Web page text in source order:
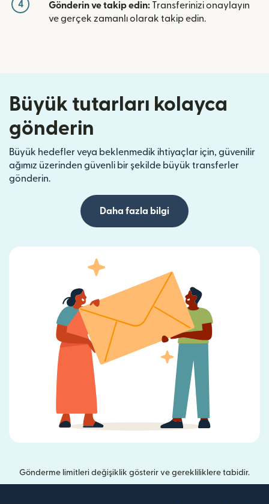
4 Gönderin ve takip edin: Transferinizi onaylayın
ve gerçek zamanlı olarak takip edin.
Büyük tutarları kolayca
gönderin
Büyük hedefler veya beklenmedik ihtiyaçlar için, güvenilir
ağımız üzerinden güvenli bir şekilde büyük transferler
gönderin.
Daha fazla bilgi
Gönderme limitleri değişiklik gösterir ve gerekliliklere tabidir.